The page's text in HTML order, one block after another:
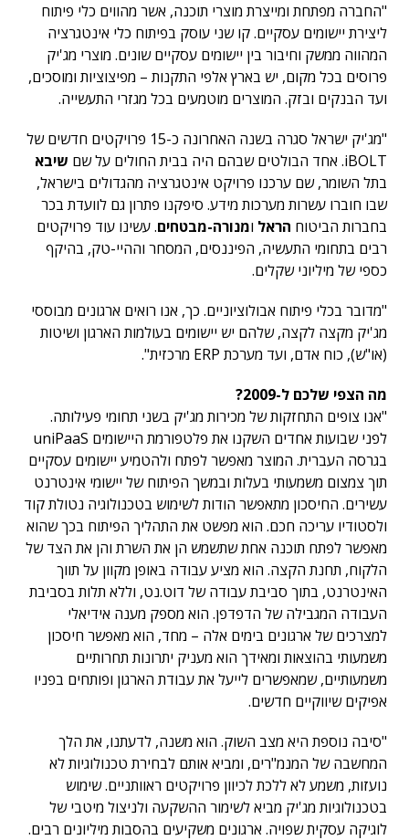
"החברה מפתחת ומייצרת מוצרי תוכנה, אשר מהווים כלי פיתוח
ליצירת יישומים עסקיים. קו שני עוסק בפיתוח כלי אינטגרציה
המהווה ממשק וחיבור בין יישומים עסקיים שונים. מוצרי מג'יק
פרוסים בכל מקום, יש בארץ אלפי התקנות – מפיצוציות ומוסכים,
ועד הבנקים ובזק. המוצרים מוטמעים בכל מגזרי התעשייה.
"מג'יק ישראל סגרה בשנה האחרונה כ-15 פרויקטים חדשים של
iBOLT. אחד הבולטים שבהם היה בבית החולים על שם
שיבא
בתל השומר, שם ערכנו פרויקט אינטגרציה מהגדולים בישראל,
שבו חוברו עשרות מערכות מידע. סיפקנו פתרון גם לוועדת בכר
בחברות הביטוח הראל ומנורה-מבטחים. עשינו עוד פרויקטים
רבים בתחומי התעשיה, הפיננסים, המסחר וההיי-טק, בהיקף
כספי של מיליוני שקלים.
"מדובר בכלי פיתוח אבולוציוניים. כך, אנו רואים ארגונים מבוססי
מג'יק מקצה לקצה, שלהם יש יישומים בעולמות הארגון ושיטות
(או"ש), כוח אדם, ועד מערכת ERP מרכזית".
מה הצפי שלכם ל-2009?
"אנו צופים התחזקות של מכירות מג'יק בשני תחומי פעילותה.
לפני שבועות אחדים השקנו את פלטפורמת היישומים uniPaaS
בגרסה העברית. המוצר מאפשר לפתח ולהטמיע יישומים עסקיים
תוך צמצום משמעותי בעלות ובמשך הפיתוח של יישומי אינטרנט
עשירים. החיסכון מתאפשר הודות לשימוש בטכנולוגיה נטולת קוד
ולסטודיו עריכה חכם. הוא מפשט את התהליך הפיתוח בכך שהוא
מאפשר לפתח תוכנה אחת שתשמש הן את השרת והן את הצד של
הלקוח, תחנת הקצה. הוא מציע עבודה באופן מקוון על תווך
האינטרנט, בתוך סביבת עבודה של דוט.נט, וללא תלות בסביבת
העבודה המגבילה של הדפדפן. הוא מספק מענה אידיאלי
למצרכים של ארגונים בימים אלה – מחד, הוא מאפשר חיסכון
משמעותי בהוצאות ומאידך הוא מעניק יתרונות תחרותיים
משמעותיים, שמאפשרים לייעל את עבודת הארגון ופותחים בפניו
אפיקים שיווקיים חדשים.
"סיבה נוספת היא מצב השוק. הוא משנה, לדעתנו, את הלך
המחשבה של המנמ"רים, ומביא אותם לבחירת טכנולוגיות לא
נועזות, משמע לא ללכת לכיוון פרויקטים ראוותניים. שימוש
בטכנולוגיות מג'יק מביא לשימור ההשקעה ולניצול מיטבי של
לוגיקה עסקית שפויה. ארגונים משקיעים בהסבות מיליונים רבים.